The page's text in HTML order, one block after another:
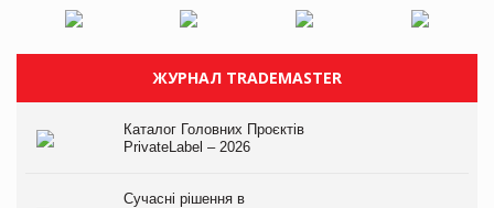
ЖУРНАЛ TRADEMASTER
Каталог Головних Проєктів
PrivateLabel – 2026
Сучасні рішення в